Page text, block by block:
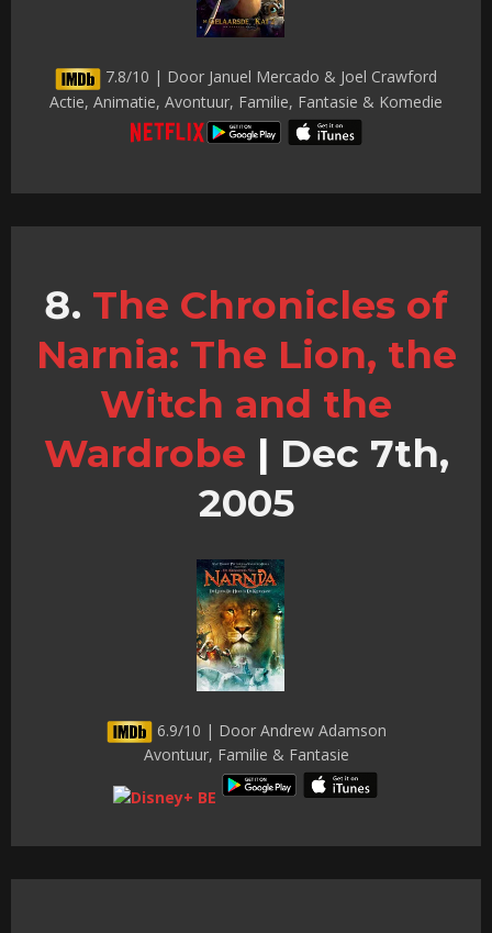
7.8/10 | Door Januel Mercado & Joel Crawford
Actie, Animatie, Avontuur, Familie, Fantasie & Komedie
The Chronicles of
Narnia: The Lion, the
Witch and the
Wardrobe | Dec 7th,
2005
6.9/10 | Door Andrew Adamson
Avontuur, Familie & Fantasie